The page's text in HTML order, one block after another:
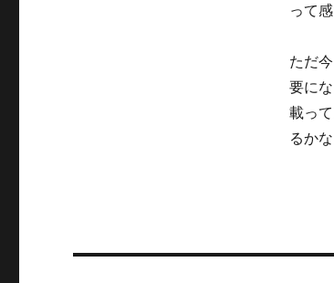
って
ただ
要に
載っ
るかな